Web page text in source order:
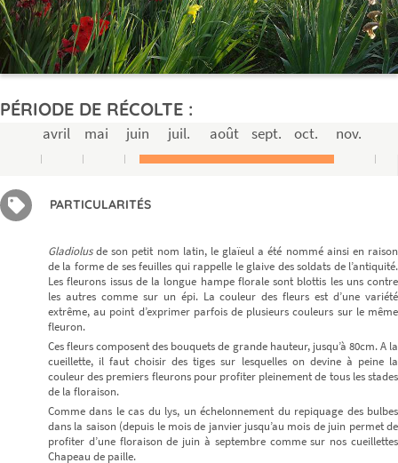
PÉRIODE DE RÉCOLTE :
avril mai juin juil. août sept. oct. nov.
PARTICULARITÉS
Gladiolusde son petit nom latin, le glaïeul a été nommé ainsi en raison
de la forme de ses feuilles qui rappelle le glaive des soldats de l’antiquité.
Les fleurons issus de la longue hampe florale sont blottis les uns contre
les autres comme sur un épi. La couleur des fleurs est d’une variété
extrême, au point d’exprimer parfois de plusieurs couleurs sur le même
fleuron.
Ces fleurs composent des bouquets de grande hauteur, jusqu’à 80cm. A la
cueillette, il faut choisir des tiges sur lesquelles on devine à peine la
couleur des premiers fleurons pour profiter pleinement de tous les stades
de la floraison.
Comme dans le cas du lys, un échelonnement du repiquage des bulbes
dans la saison (depuis le mois de janvier jusqu’au mois de juin permet de
profiter d’une floraison de juin à septembre comme sur nos cueillettes
Chapeau de paille.